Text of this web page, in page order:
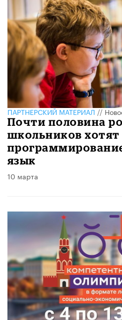
ПАРТНЕРСКИЙ МАТЕРИАЛ//
Почти половина
школьников хотят
язык
10 марта